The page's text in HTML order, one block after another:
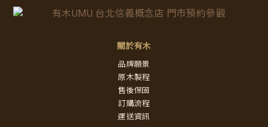
關於有木
品牌願景
原木製程
售後保固
訂購流程
運送資訊